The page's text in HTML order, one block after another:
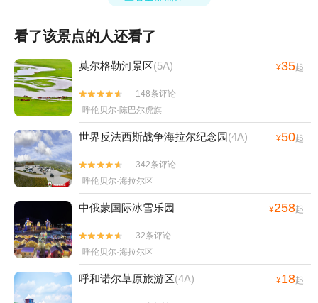
看了该景点的人还看了
莫尔格勒河景区(5A) ¥35起


148条评论
呼伦贝尔·陈巴尔虎旗
世界反法西斯战争海拉尔纪念园 (4A) ¥50起


342条评论
呼伦贝尔·海拉尔区
中俄蒙国际冰雪乐园 ¥258起


32条评论
呼伦贝尔·海拉尔区
呼和诺尔草原旅游区(4A) ¥18起